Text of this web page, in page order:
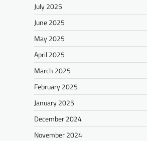
July 2025
June 2025
May 2025
April 2025
March 2025
February 2025
January 2025
December 2024
November 2024